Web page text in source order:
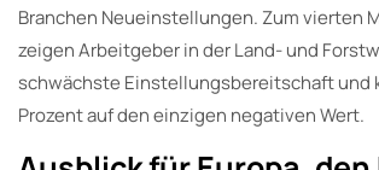
Branchen Neueinstellungen. Zum vierten
zeigen Arbeitgeber in der Land- und
schwächste Einstellungsbereitschaft und
Prozent auf den einzigen negativen Wert.